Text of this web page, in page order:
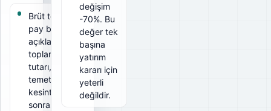
Brüt temettü
pay başına
açıklanan
toplam
tutarı, net
temettü ise
kesintiler
sonrası
değişim
-70%. Bu
değer tek
başına
yatırım
kararı için
yeterli
değildir.